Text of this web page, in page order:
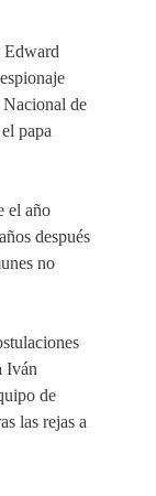
Edward
de
papa
el año
después
no
Iván
de
las rejas a